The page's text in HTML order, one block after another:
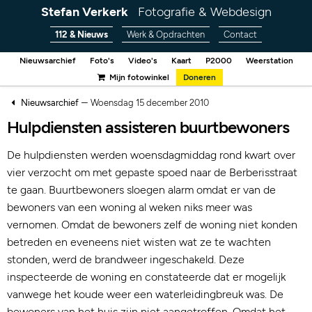
Stefan Verkerk Fotografie & Webdesign
112 & Nieuws Werk & Opdrachten Contact
Nieuwsarchief Foto's Video's Kaart P2000
Weerstation
Mijn fotowinkel
Doneren
Nieuwsarchief– Woensdag 15 december 2010
Hulpdiensten assisteren buurtbewoners
De hulpdiensten werden woensdagmiddag rond kwart over
vier verzocht om met gepaste spoed naar de Berberisstraat
te gaan. Buurtbewoners sloegen alarm omdat er van de
bewoners van een woning al weken niks meer was
vernomen. Omdat de bewoners zelf de woning niet konden
betreden en eveneens niet wisten wat ze te wachten
stonden, werd de brandweer ingeschakeld. Deze
inspecteerde de woning en constateerde dat er mogelijk
vanwege het koude weer een waterleidingbreuk was. De